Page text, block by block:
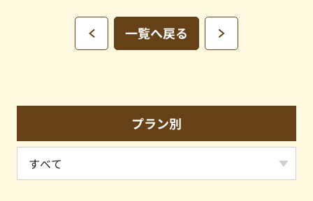
一覧へ戻る
プラン別